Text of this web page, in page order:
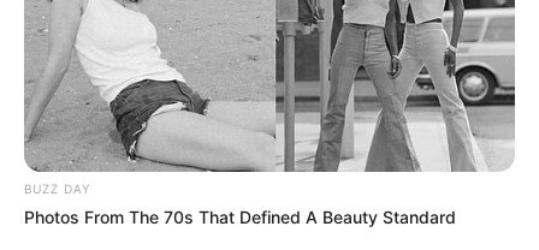
BUZZ DAY
Photos From The 70s That Defined A Beauty Standard